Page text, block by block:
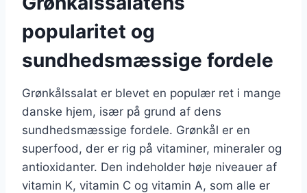
popularitet og
sundhedsmæssige fordele
Grønkålssalat er blevet en populær ret i mange
danske hjem, især på grund af dens
sundhedsmæssige fordele. Grønkål er en
superfood, der er rig på vitaminer, mineraler og
antioxidanter. Den indeholder høje niveauer af
vitamin K, vitamin C og vitamin A, som alle er